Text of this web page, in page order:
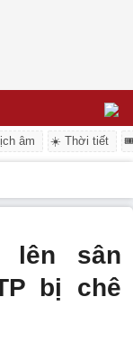
âm ☀️ Thời tiết
lên sân
bị chê